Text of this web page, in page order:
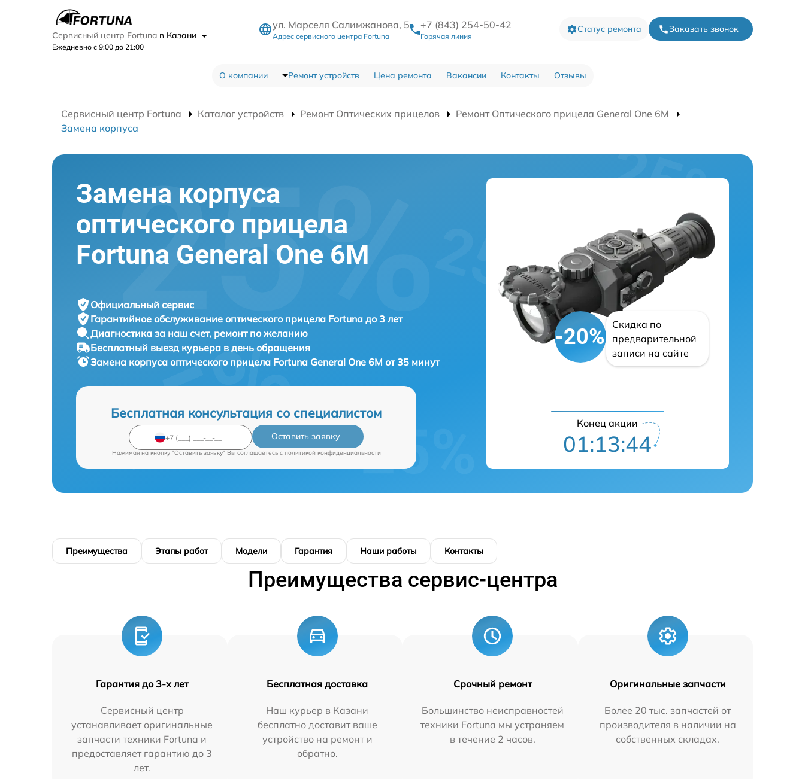
Сервисный центр Fortuna в Казани
Ежедневно с 9:00 до 21:00
ул. Марселя Салимжанова, 5
Адрес сервисного центра Fortuna
+7 (843) 254-50-42
Горячая линия
Статус ремонта Заказать звонок
О компании Ремонт устройств Цена ремонта Вакансии Контакты Отзывы
Сервисный центр Fortuna Каталог устройств Ремонт Оптических прицелов
Ремонт Оптического прицела General One 6M
Замена корпуса
Замена корпуса
оптического прицела
Fortuna General One 6M
Официальный сервис
Гарантийное обслуживание оптического прицела Fortuna до 3 лет
Диагностика за наш счет, ремонт по желанию
Бесплатный выезд курьера в день обращения
Замена корпуса оптического прицела Fortuna General One 6M от 35 минут
Бесплатная консультация со специалистом
Оставить заявку
Нажимая на кнопку "Оставить заявку" Вы соглашаетесь c политикой конфиденциальности
-20%
Скидка по
предварительной
записи на сайте
Конец акции
01:13:43
Преимущества Этапы работ Модели Гарантия Наши работы Контакты
Преимущества сервис-центра
Гарантия до 3-х лет
Сервисный центр
устанавливает оригинальные
запчасти техники Fortuna и
предоставляет гарантию до 3
лет.
Бесплатная доставка
Наш курьер в Казани
бесплатно доставит ваше
устройство на ремонт и
обратно.
Срочный ремонт
Большинство неисправностей
техники Fortuna мы устраняем
в течение 2 часов.
Оригинальные запчасти
Более 20 тыс. запчастей от
производителя в наличии на
собственных складах.